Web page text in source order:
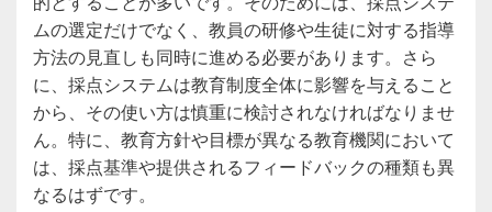
ムの選定だけでなく、教員の研修や生徒に対する指導
方法の見直しも同時に進める必要があります。さら
に、採点システムは教育制度全体に影響を与えること
から、その使い方は慎重に検討されなければなりませ
ん。特に、教育方針や目標が異なる教育機関において
は、採点基準や提供されるフィードバックの種類も異
なるはずです。